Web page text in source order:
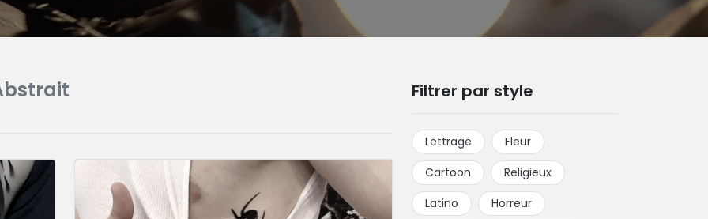
Filtrer par style
Lettrage
Fleur
Cartoon
Religieux
Latino
Horreur